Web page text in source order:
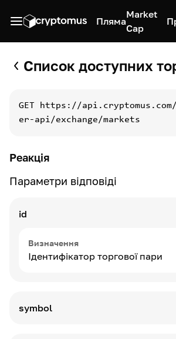
Пляма
Market
Cap
Список доступних
GET
https://
er-api/exchange/markets
Реакція
Параметри відповіді
id
Визначення
Ідентифікатор торгової пари
symbol